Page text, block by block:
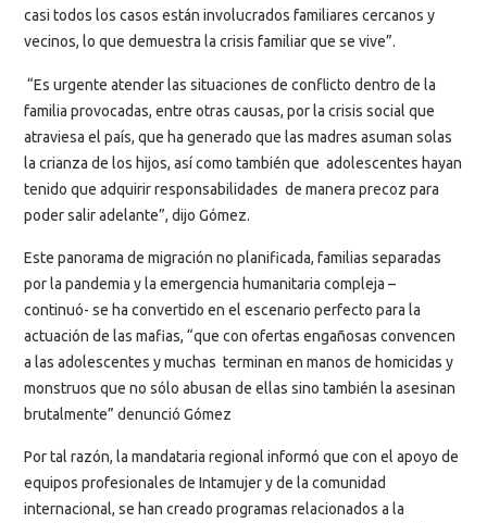
casi todos los casos están involucrados familiares cercanos y
vecinos, lo que demuestra la crisis familiar que se vive”.
“Es urgente atender las situaciones de conflicto dentro de la
familia provocadas, entre otras causas, por la crisis social que
atraviesa el país, que ha generado que las madres asuman solas
la crianza de los hijos, así como también que adolescentes hayan
tenido que adquirir responsabilidades de manera precoz para
poder salir adelante”, dijo Gómez.
Este panorama de migración no planificada, familias separadas
por la pandemia y la emergencia humanitaria compleja –
continuó- se ha convertido en el escenario perfecto para la
actuación de las mafias, “que con ofertas engañosas convencen
a las adolescentes y muchas terminan en manos de homicidas y
monstruos que no sólo abusan de ellas sino también la asesinan
brutalmente” denunció Gómez
Por tal razón, la mandataria regional informó que con el apoyo de
equipos profesionales de Intamujer y de la comunidad
internacional, se han creado programas relacionados a la